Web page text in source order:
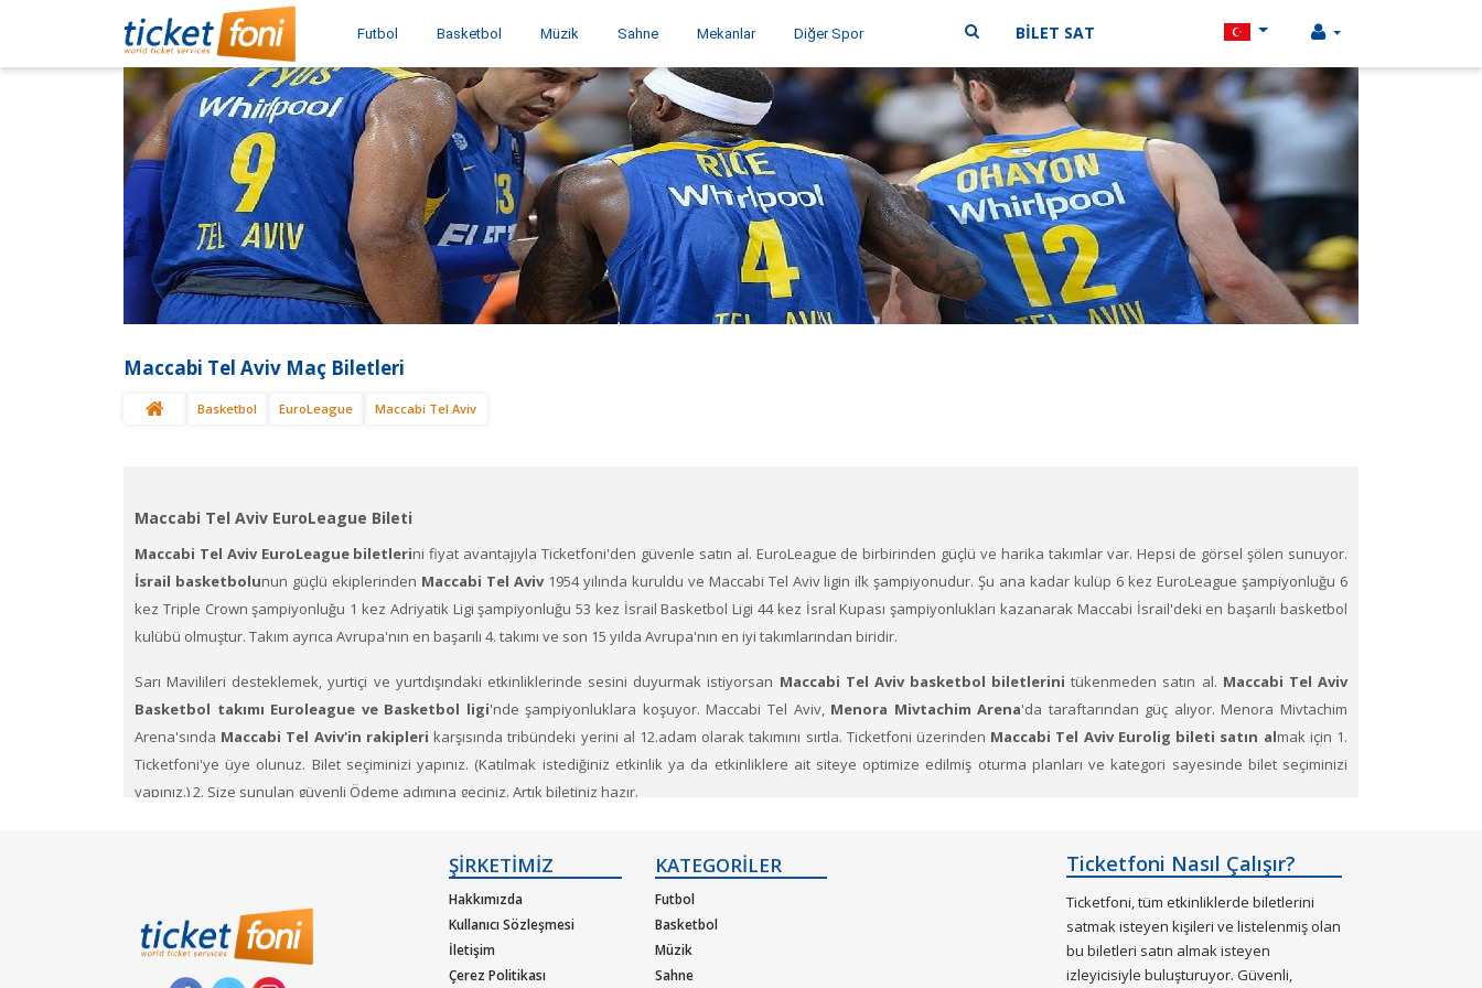
Futbol Basketbol Müzik Sahne Mekanlar Diğer Spor BİLET SAT
Maccabi Tel Aviv Maç Biletleri
Basketbol EuroLeague Maccabi Tel Aviv
Maccabi Tel Aviv EuroLeague Bileti
Maccabi Tel Aviv EuroLeague biletlerini fiyat avantajıyla Ticketfoni'den güvenle satın al. EuroLeague de birbirinden güçlü ve harika takımlar var. Hepsi de görsel şölen sunuyor.
İsrail basketbolunun güçlü ekiplerinden Maccabi Tel Aviv 1954 yılında kuruldu ve Maccabi Tel Aviv ligin ilk şampiyonudur. Şu ana kadar kulüp 6 kez EuroLeague şampiyonluğu 6
kez Triple Crown şampiyonluğu 1 kez Adriyatik Ligi şampiyonluğu 53 kez İsrail Basketbol Ligi 44 kez İsral Kupası şampiyonlukları kazanarak Maccabi İsrail'deki en başarılı basketbol
kulübü olmuştur. Takım ayrıca Avrupa'nın en başarılı 4. takımı ve son 15 yılda Avrupa'nın en iyi takımlarından biridir.
Sarı Mavilileri desteklemek, yurtiçi ve yurtdışındaki etkinliklerinde sesini duyurmak istiyorsan Maccabi Tel Aviv basketbol biletlerini tükenmeden satın al. Maccabi Tel Aviv
Basketbol takımı Euroleague ve Basketbol ligi'nde şampiyonluklara koşuyor. Maccabi Tel Aviv, Menora Mivtachim Arena'da taraftarından güç alıyor. Menora Mivtachim
Arena'sında Maccabi Tel Aviv'in rakipleri karşısında tribündeki yerini al 12.adam olarak takımını sırtla. Ticketfoni üzerinden Maccabi Tel Aviv Eurolig bileti satın almak için 1.
Ticketfoni'ye üye olunuz. Bilet seçiminizi yapınız. (Katılmak istediğiniz etkinlik ya da etkinliklere ait siteye optimize edilmiş oturma planları ve kategori sayesinde bilet seçiminizi
yapınız.) 2. Size sunulan güvenli Ödeme adımına geçiniz. Artık biletiniz hazır.
ŞİRKETİMİZ
Hakkımızda
Kullanıcı Sözleşmesi
İletişim
Çerez Politikası
KATEGORİLER
Futbol
Basketbol
Müzik
Sahne
Ticketfoni Nasıl Çalışır?
Ticketfoni, tüm etkinliklerde biletlerini
satmak isteyen kişileri ve listelenmiş olan
bu biletleri satın almak isteyen
izleyicisiyle buluşturuyor. Güvenli,